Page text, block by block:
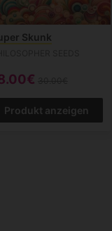
Skunk
Produkt anzeigen